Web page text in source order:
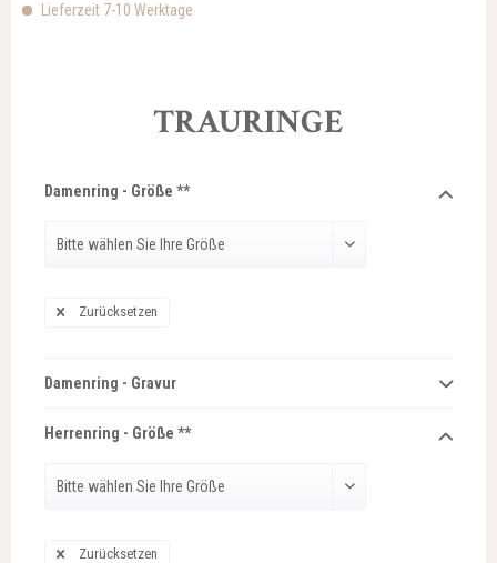
Lieferzeit 7-10 Werktage
TRAURINGE
Damenring - Größe **
Zurücksetzen
Damenring - Gravur
Herrenring - Größe **
Zurücksetzen